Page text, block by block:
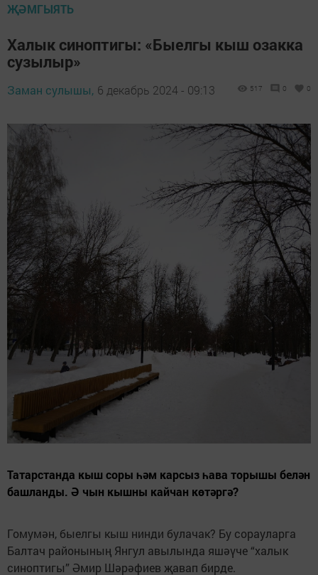
ҖӘМГЫЯТЬ
Халык синоптигы: «Быелгы кыш озакка
сузылыр»
Заман сулышы, 6 декабрь 2024 - 09:13 517 0 0
Татарстанда кыш соры һәм карсыз һава торышы белән
башланды. Ә чын кышны кайчан көтәргә?
Гомумән, быелгы кыш нинди булачак? Бу сорауларга
Балтач районының Янгул авылында яшәүче “халык
синоптигы” Әмир Шәрәфиев җавап бирде.